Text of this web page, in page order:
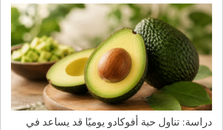
دراسة: تناول حبة أفوكادو يوميًا قد يساعد في